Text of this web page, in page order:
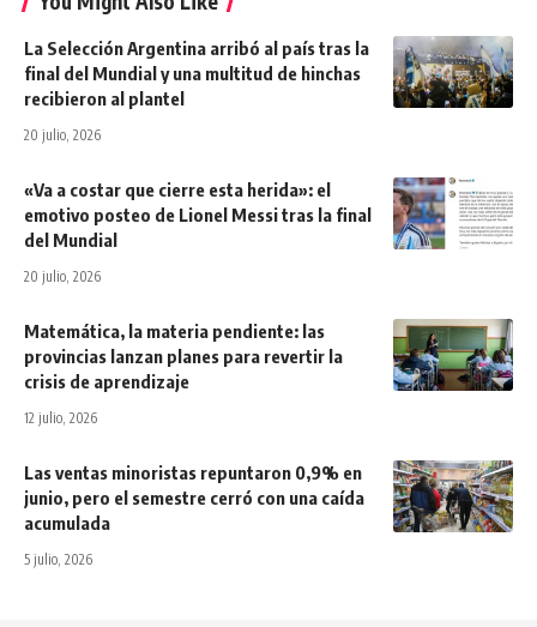
La Selección Argentina arribó al país tras la
final del Mundial y una multitud de hinchas
recibieron al plantel
20 julio, 2026
«Va a costar que cierre esta herida»: el
emotivo posteo de Lionel Messi tras la final
del Mundial
20 julio, 2026
Matemática, la materia pendiente: las
provincias lanzan planes para revertir la
crisis de aprendizaje
12 julio, 2026
Las ventas minoristas repuntaron 0,9% en
junio, pero el semestre cerró con una caída
acumulada
5 julio, 2026